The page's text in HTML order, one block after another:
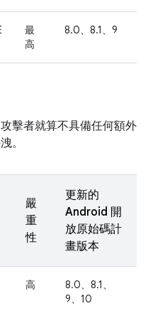
最
高
8.0、8.1、9
擊者就算不具備任何額外
。
嚴
重
性
更新的
Android 開
放原始碼計
畫版本
高
8.0、8.1、
9、10